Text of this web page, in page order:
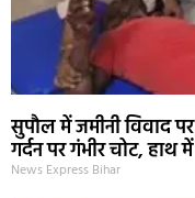
सुपौल में जमीनी विवाद
गर्दन पर गंभीर चोट,
News Express Bihar